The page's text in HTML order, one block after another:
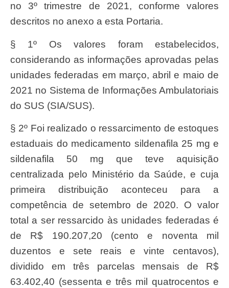
no 3º trimestre de 2021, conforme valores
descritos no anexo a esta Portaria.
§ 1º Os valores foram estabelecidos,
considerando as informações aprovadas pelas
unidades federadas em março, abril e maio de
2021 no Sistema de Informações Ambulatoriais
do SUS (SIA/SUS).
§ 2º Foi realizado o ressarcimento de estoques
estaduais do medicamento sildenafila 25 mg e
sildenafila 50 mg que teve aquisição
centralizada pelo Ministério da Saúde, e cuja
primeira distribuição aconteceu para a
competência de setembro de 2020. O valor
total a ser ressarcido às unidades federadas é
de R$ 190.207,20 (cento e noventa mil
duzentos e sete reais e vinte centavos),
dividido em três parcelas mensais de R$
63.402,40 (sessenta e três mil quatrocentos e